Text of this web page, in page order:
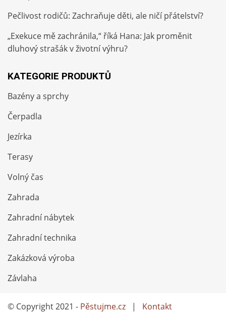
Pečlivost rodičů: Zachraňuje děti, ale ničí přátelství?
„Exekuce mě zachránila,“ říká Hana: Jak proměnit
dluhový strašák v životní výhru?
KATEGORIE PRODUKTŮ
Bazény a sprchy
Čerpadla
Jezírka
Terasy
Volný čas
Zahrada
Zahradní nábytek
Zahradní technika
Zakázková výroba
Závlaha
© Copyright 2021 - Pěstujme.cz | Kontakt